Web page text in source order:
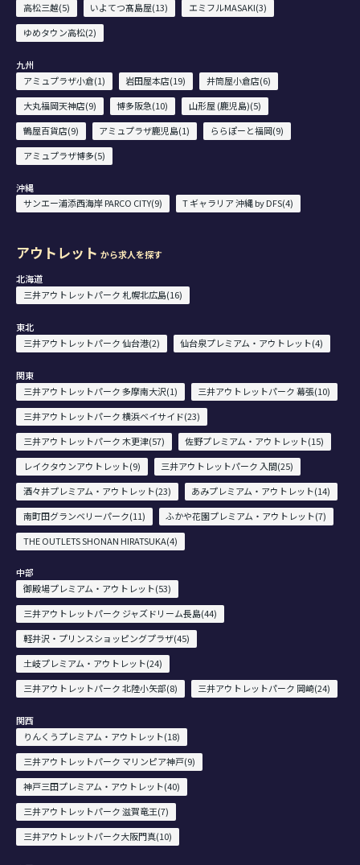
高松三越(5) いよてつ髙島屋(13)
エミフルMASAKI(3)
ゆめタウン高松(2)
九州
アミュプラザ小倉(1)
岩田屋本店(19)
井筒屋小倉店(6)
大丸福岡天神店(9)
博多阪急(10)
山形屋 (鹿児島)(5)
鶴屋百貨店(9)
アミュプラザ鹿児島(1)
ららぽーと福岡(9)
アミュプラザ博多(5)
沖縄
サンエー浦添西海岸 PARCO CITY(9)
T ギャラリア 沖縄 by DFS(4)
アウトレット から求人を探す
北海道
三井アウトレットパーク 札幌北広島(16)
東北
三井アウトレットパーク 仙台港(2)
仙台泉プレミアム・アウトレット(4)
関東
三井アウトレットパーク 多摩南大沢(1)
三井アウトレットパーク 幕張(10)
三井アウトレットパーク 横浜ベイサイド(23)
三井アウトレットパーク 木更津(57)
佐野プレミアム・アウトレット(15)
レイクタウンアウトレット(9)
三井アウトレットパーク 入間(25)
酒々井プレミアム・アウトレット(23)
あみプレミアム・アウトレット(14)
南町田グランベリーパーク(11)
ふかや花園プレミアム・アウトレット(7)
THE OUTLETS SHONAN HIRATSUKA(4)
中部
御殿場プレミアム・アウトレット(53)
三井アウトレットパーク ジャズドリーム長島(44)
軽井沢・プリンスショッピングプラザ(45)
土岐プレミアム・アウトレット(24)
三井アウトレットパーク 北陸小矢部(8)
三井アウトレットパーク 岡崎(24)
関西
りんくうプレミアム・アウトレット(18)
三井アウトレットパーク マリンピア神戸(9)
神戸三田プレミアム・アウトレット(40)
三井アウトレットパーク 滋賀竜王(7)
三井アウトレットパーク大阪門真(10)